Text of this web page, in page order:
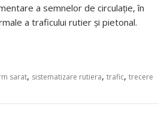
a semnelor de circulație, în
a traficului rutier și pietonal.
sarat, sistematizare rutiera,trafic,trecere